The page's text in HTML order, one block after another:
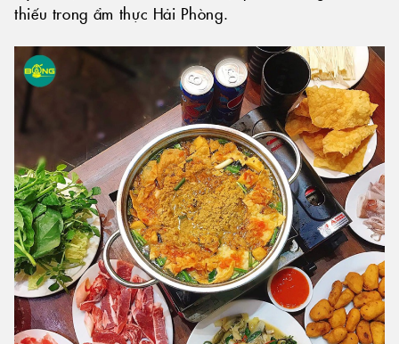
thiếu trong ẩm thực Hải Phòng.